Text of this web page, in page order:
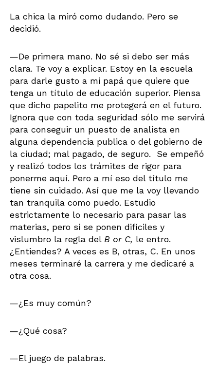
La chica la miró como dudando. Pero se
decidió.
—De primera mano. No sé si debo ser más
clara. Te voy a explicar. Estoy en la escuela
para darle gusto a mi papá que quiere que
tenga un título de educación superior. Piensa
que dicho papelito me protegerá en el futuro.
Ignora que con toda seguridad sólo me servirá
para conseguir un puesto de analista en
alguna dependencia publica o del gobierno de
la ciudad; mal pagado, de seguro. Se empeñó
y realizó todos los trámites de rigor para
ponerme aquí. Pero a mí eso del título me
tiene sin cuidado. Así que me la voy llevando
tan tranquila como puedo. Estudio
estrictamente lo necesario para pasar las
materias, pero si se ponen difíciles y
vislumbro la regla del B or C, le entro.
¿Entiendes? A veces es B, otras, C. En unos
meses terminaré la carrera y me dedicaré a
otra cosa.
—¿Es muy común?
—¿Qué cosa?
—El juego de palabras.